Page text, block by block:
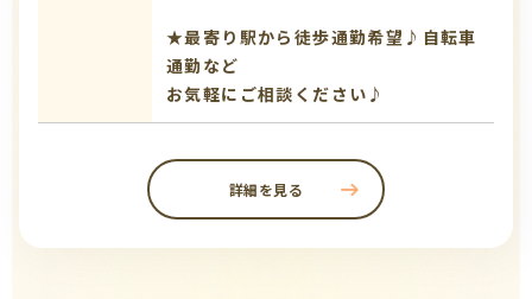
★最寄り駅から徒歩通勤希望♪自転車
通勤など
お気軽にご相談ください♪
詳細を見る